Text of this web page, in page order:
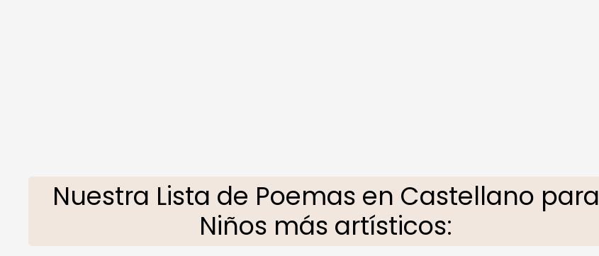
Nuestra Lista de Poemas en Castellano para
Niños más artísticos: